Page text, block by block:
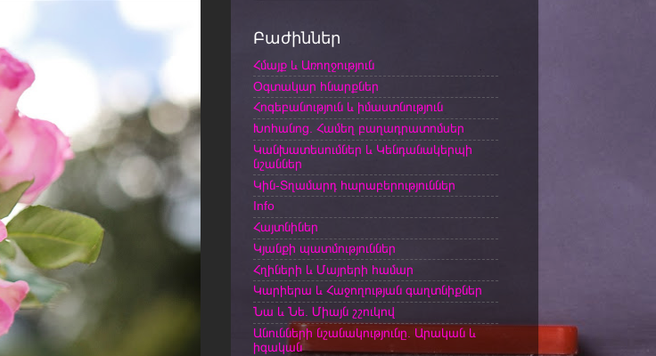
Բաժիններ
Հմայք և Առողջություն
Օգտակար հնարքներ
Հոգեբանություն և իմաստնություն
Խոհանոց. Համեղ բաղադրատոմսեր
Կանխատեսումներ և Կենդանակերպի
նշաններ
Կին-Տղամարդ հարաբերություններ
Info
Հայտնիներ
Կյանքի պատմություններ
Հղիների և Մայրերի համար
Կարիերա և Հաջողության գաղտնիքներ
Նա և Նե. Միայն շշուկով
Անունների նշանակությունը. Արական և
իգական